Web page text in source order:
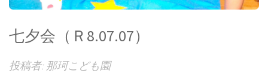
七夕会（Ｒ8.07.07）
投稿者: 那珂こども園